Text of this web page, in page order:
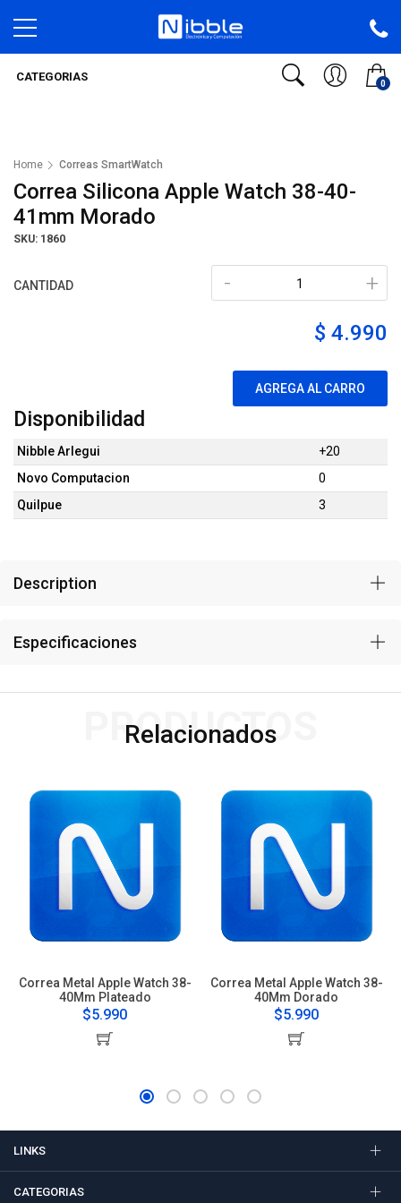
0
CATEGORIAS
Home Correas SmartWatch
Correa Silicona Apple Watch 38-40-
41mm Morado
SKU: 1860
CANTIDAD +
-
$ 4.990
AGREGA AL CARRO
Disponibilidad
Nibble Arlegui
+20
Novo Computacion
0
Quilpue
3
Description
Especificaciones
Relacionados
PRODUCTOS
Correa Metal Apple Watch 38-
40Mm Plateado
$5.990
Correa Metal Apple Watch 38-
40Mm Dorado
$5.990
LINKS
CATEGORIAS